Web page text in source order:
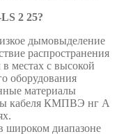
2 25?
дымовыделение
распространения
местах с высокой
оборудования
материалы
кабеля КМПВЭ нг А
широком диапазоне